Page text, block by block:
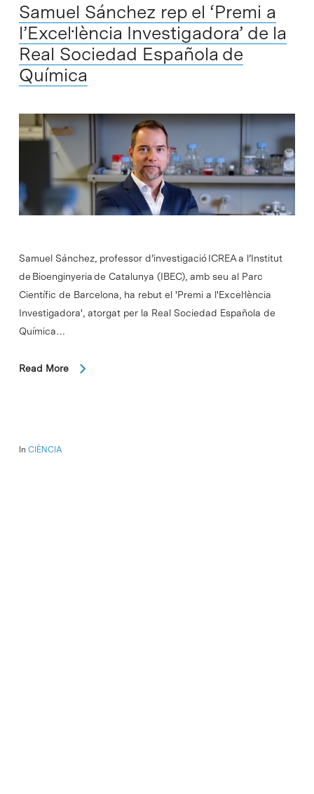
Samuel Sánchez rep el ‘Premi a
l’Excel·lència Investigadora’ de la
Real Sociedad Española de
Química
Samuel Sánchez, professor d’investigació ICREA a l’Institut
de Bioenginyeria de Catalunya (IBEC), amb seu al Parc
Científic de Barcelona, ha rebut el 'Premi a l'Excel·lència
Investigadora', atorgat per la Real Sociedad Española de
Química…
Read More
In CIÈNCIA